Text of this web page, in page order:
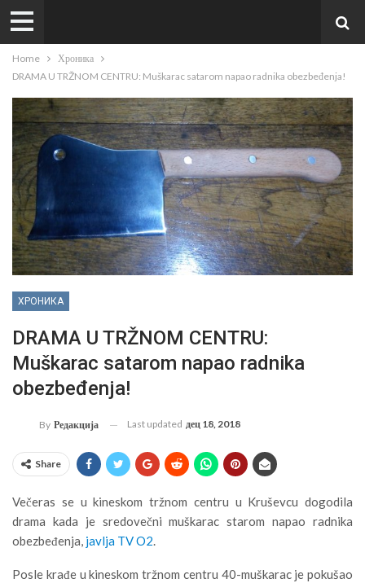
Home
Хроника
DRAMA U TRŽNOM CENTRU: Muškarac satarom napao radnika obezbeđenja!
ХРОНИКА
DRAMA U TRŽNOM CENTRU:
Muškarac satarom napao radnika
obezbeđenja!
By Редакција Last updated дец 18, 2018
Share
Večeras se u kineskom tržnom centru u Kruševcu dogodila
drama kada je sredovečni muškarac starom napao radnika
obezbeđenja, javlja TV O2.
Posle krađe u kineskom tržnom centru 40-muškarac je pokušao